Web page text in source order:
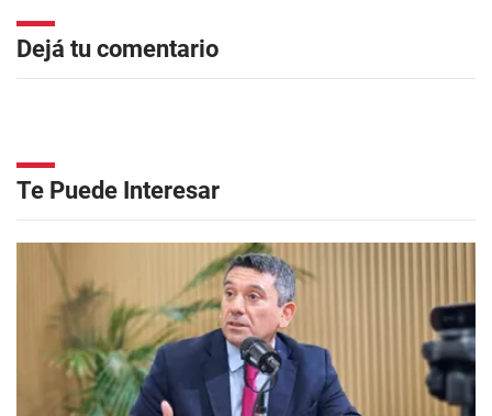
Dejá tu comentario
Te Puede Interesar